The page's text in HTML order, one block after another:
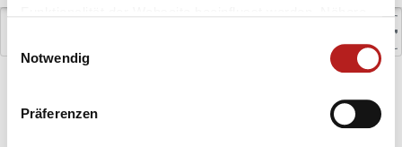
Datenschutzbestimmungen.
Notwendig
Präferenzen
Kategorien